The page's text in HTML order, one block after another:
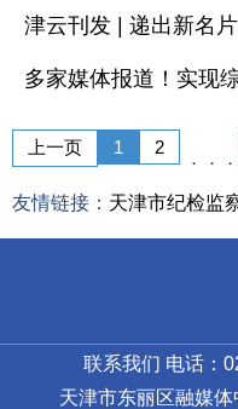
津云刊发 | 递出新名
多家媒体报道！实现
上一页 1 2
．．．
友情链接： 天津市纪检监
联系我们 电话：
天津市东丽区融媒